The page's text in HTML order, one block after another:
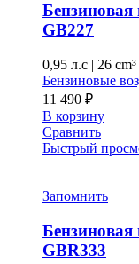
GB227
0,95 л.с | 26 cm³
Бензиновые
11 490 ₽
В корзину
Сравнить
Быстрый
Запомнить
GBR333